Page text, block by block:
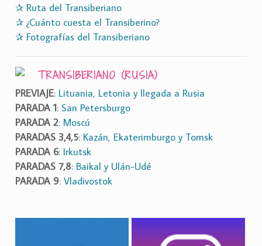
✰ Ruta del Transiberiano
✰ ¿Cuánto cuesta el Transiberino?
✰ Fotografías del Transiberiano
TRANSIBERIANO (RUSIA)
PREVIAJE: Lituania, Letonia y llegada a Rusia
PARADA 1: San Petersburgo
PARADA 2: Moscú
PARADAS 3,4,5: Kazán, Ekaterimburgo y Tomsk
PARADA 6: Irkutsk
PARADAS 7,8: Baikal y Ulán-Udé
PARADA 9: Vladivostok